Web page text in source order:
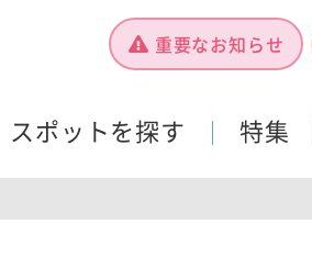
重要なお知らせ
スポットを探す 特集